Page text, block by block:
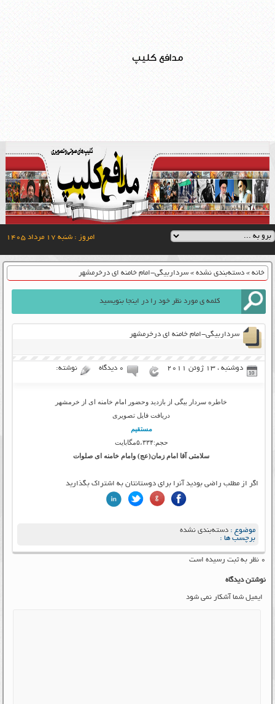
مدافع کلیپ
امروز : شنبه ۱۷ مرداد ۱۴۰۵
خانه» دسته‌بندی نشده» سرداربیگی-امام خامنه ای درخرمشهر
سرداربیگی-امام خامنه ای درخرمشهر
دوشنبه ، 13 ژوئن 2011 ۰ دیدگاه نوشته:
خاطره سردار بیگی از بازدید وحضور امام خامنه ای از خرمشهر
دریافت فایل تصویری
مستقیم
حجم:۵،۳۳۴مگابایت
سلامتی آقا امام زمان(عج) وامام خامنه ای صلوات
اگر از مطلب راضی بودید آنرا برای دوستانتان به اشتراک بگذارید
موضوع :دسته‌بندی نشده
برچسب ها :
۰ نظر به ثبت رسیده است
نوشتن دیدگاه
ایمیل شما آشکار نمی شود